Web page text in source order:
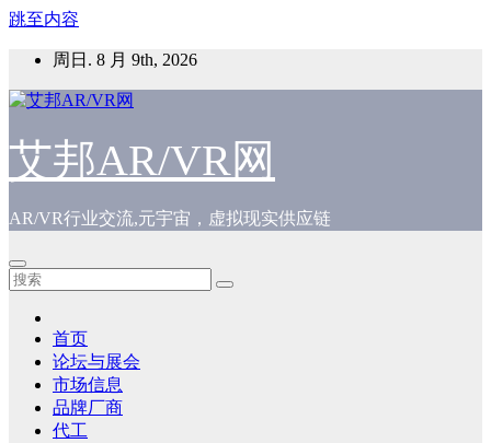
跳至内容
周日. 8 月 9th, 2026
艾邦AR/VR网
AR/VR行业交流,元宇宙，虚拟现实供应链
首页
论坛与展会
市场信息
品牌厂商
代工